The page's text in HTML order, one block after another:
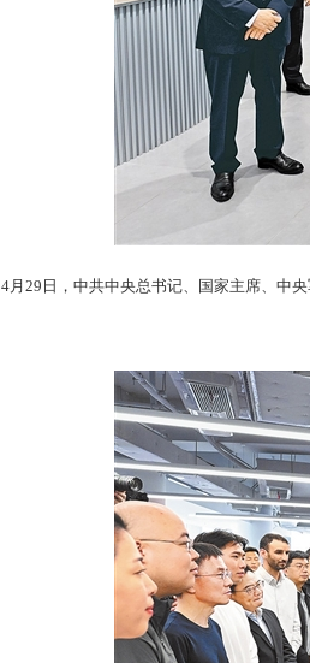
4月29日，中共中央总书记、国家主席、中